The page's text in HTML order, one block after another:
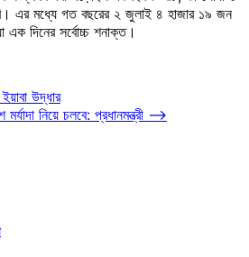
এর মধ্যে গত বছরের ২ জুলাই ৪ হাজার ১৯ জন
দিনের সর্বোচ্চ শনাক্ত।
উদ্ধার
নিয়ে চলবে: প্রধানমন্ত্রী ⟶